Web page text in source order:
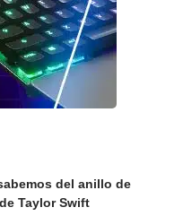
del anillo de
Taylor Swift